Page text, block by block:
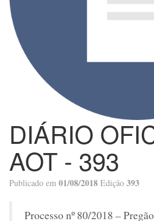
DIÁRIO
AOT - 393
Publicado em 01/08/2018 Edição 393
Processo nº 80/2018 –